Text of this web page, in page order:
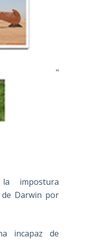
"
impostura
de Darwin por
incapaz de